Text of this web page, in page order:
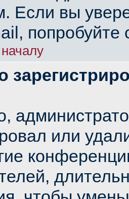
Если вы
попробуйте
или